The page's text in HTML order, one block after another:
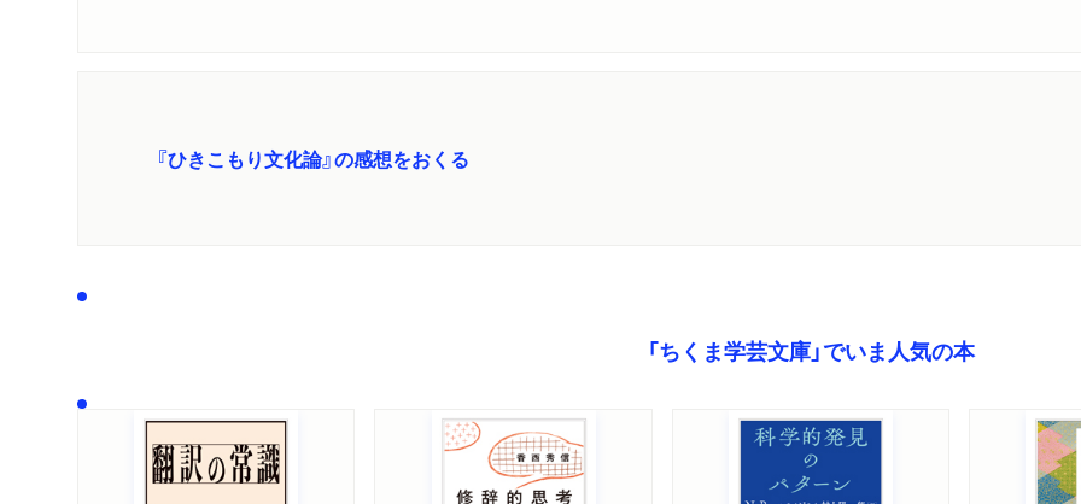
『ひきこもり文化論』の感想をおくる
「ちくま学芸文庫」でいま人気の本